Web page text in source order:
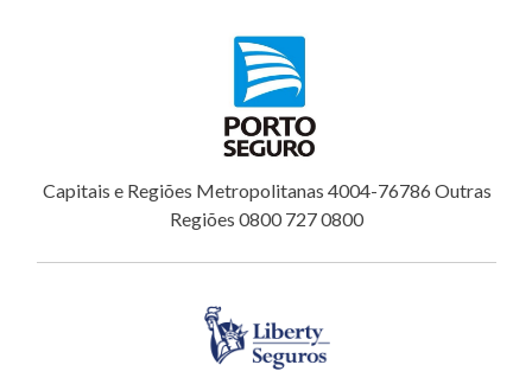
Capitais e Regiões Metropolitanas 4004-76786 Outras
Regiões 0800 727 0800